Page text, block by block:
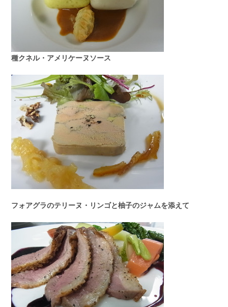
種クネル・アメリケーヌソース
フォアグラのテリーヌ・リンゴと柚子のジャムを添えて